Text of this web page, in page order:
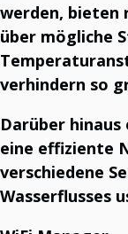
Smart Horeca
Horeca-Einrichtungen
Intelligente
Nachhaltige
OTHER
T3 CB
Optimieren Sie das
T3 GM
Torverwaltungssoftware
T3 Fieldwork
werden, bieten
über mögliche
verhindern so
Darüber
eine effiziente
verschiedene
Wasserflusses